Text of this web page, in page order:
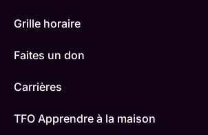
Grille horaire
Faites un don
Carrières
TFO Apprendre à la maison